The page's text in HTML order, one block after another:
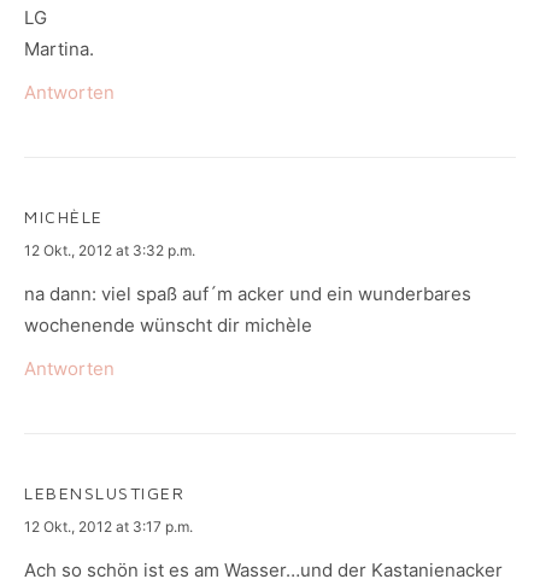
LG
Martina.
Antworten
MICHÈLE
says:
12 Okt., 2012 at 3:32 p.m.
na dann: viel spaß auf´m acker und ein wunderbares
wochenende wünscht dir michèle
Antworten
LEBENSLUSTIGER
says:
12 Okt., 2012 at 3:17 p.m.
Ach so schön ist es am Wasser…und der Kastanienacker